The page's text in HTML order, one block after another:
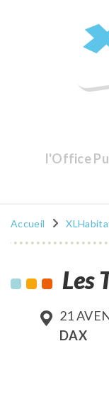
l'Office
Accueil
Les
21
DAX